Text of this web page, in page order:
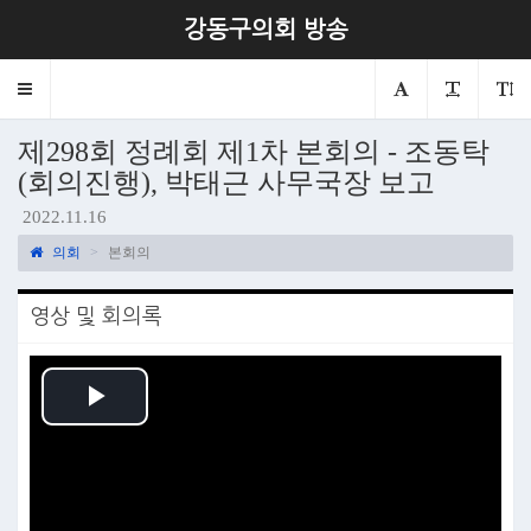
강동구의회 방송
Toggle
제298회 정례회 제1차 본회의 - 조동탁
(회의진행), 박태근 사무국장 보고
2022.11.16
의회 본회의
영상 및 회의록
Play